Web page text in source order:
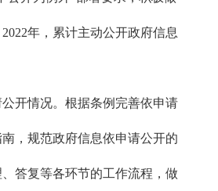
年，累计主动公开政府信息
公开情况。根据条例完善依申请
，规范政府信息依申请公开的
答复等各环节的工作流程，做